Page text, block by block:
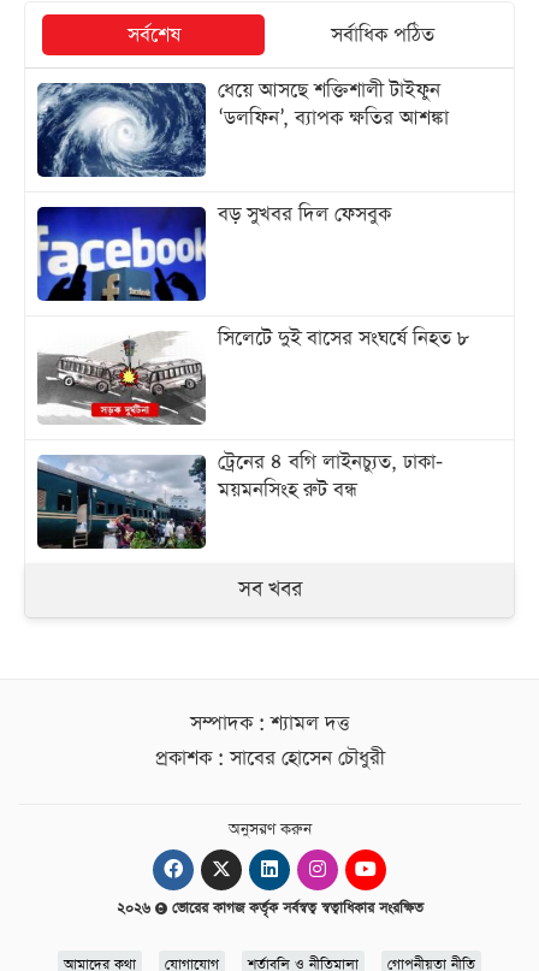
ই-
পেপার
সর্বশেষ
সর্বাধিক পঠিত
ধেয়ে আসছে শক্তিশালী টাইফুন
‘ডলফিন’, ব্যাপক ক্ষতির আশঙ্কা
বড় সুখবর দিল ফেসবুক
সিলেটে দুই বাসের সংঘর্ষে নিহত ৮
ট্রেনের ৪ বগি লাইনচ্যুত, ঢাকা-
ময়মনসিংহ রুট বন্ধ
সব খবর
সম্পাদক : শ্যামল দত্ত
প্রকাশক : সাবের হোসেন চৌধুরী
অনুসরণ করুন
২০২৬ ভোরের কাগজ কর্তৃক সর্বস্বত্ব স্বত্বাধিকার সংরক্ষিত
আমাদের কথা যোগাযোগ শর্তাবলি ও নীতিমালা গোপনীয়তা নীতি